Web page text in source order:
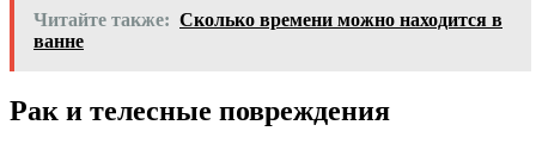
Читайте также: Сколько времени можно находится в
ванне
Рак и телесные повреждения